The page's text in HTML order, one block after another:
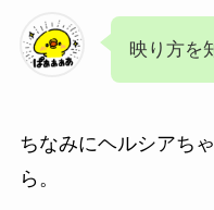
映り方を
ちなみにヘルシアち
ら。